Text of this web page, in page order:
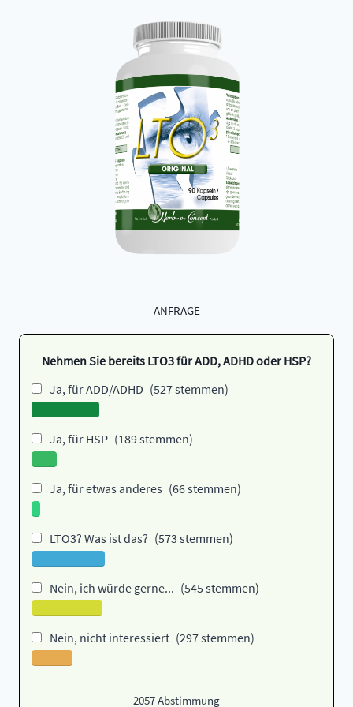
ANFRAGE
Nehmen Sie bereits LTO3 für ADD, ADHD oder HSP?
Ja, für ADD/ADHD (527 stemmen)
Ja, für HSP (189 stemmen)
Ja, für etwas anderes (66 stemmen)
LTO3? Was ist das? (573 stemmen)
Nein, ich würde gerne... (545 stemmen)
Nein, nicht interessiert (297 stemmen)
2057Abstimmung